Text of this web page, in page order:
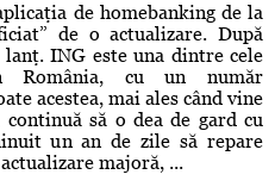
de homebanking de la
de o actualizare. După
ING este una dintre cele
România, cu un număr
acestea, mai ales când vine
să o dea de gard cu
un an de zile să repare
majoră, ...